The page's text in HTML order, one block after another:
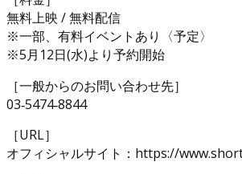
無料上映 / 無料配信
※一部、有料イベントあり〈予定〉
※5月12日(水)より予約開始
［一般からのお問い合わせ先］
03‐5474‐8844
［URL］
オフィシャルサイト：https://